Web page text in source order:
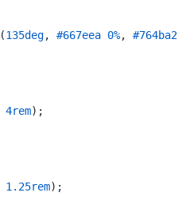
(135deg, #667eea 0%, #764ba2
4rem);
1.25rem);